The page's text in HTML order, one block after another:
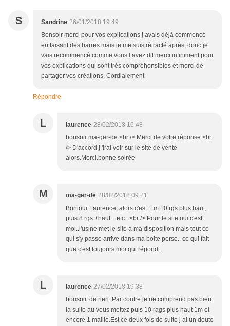
S Sandrine 26/01/2018 19:49
Bonsoir merci pour vos explications j avais déjà commencé
en faisant des barres mais je me suis rétracté après, donc je
vais recommencé comme vous l avez dit merci infiniment pour
vos explications qui sont très compréhensibles et merci de
partager vos créations. Cordialement
Répondre
L laurence 28/02/2018 16:48
bonsoir ma-ger-de.<br /> Merci de votre réponse.<br
/> D'accord j 'irai voir sur le site de vente
alors.Merci.bonne soirée
M ma-ger-de 28/02/2018 09:21
Bonjour Laurence, alors c'est 1 m 10 rgs plus haut,
puis 8 rgs +haut... etc...<br /> Pour le site oui c'est
moi..l'usine met le site à ma disposition mais tout ce
qui s'y passe arrive dans ma boite perso.. ce qui fait
que c'est toujours moi qui répond....
L laurence 27/02/2018 19:38
bonsoir. de rien. Par contre je ne comprend pas bien
la suite au vous mettez puis 10 rags plus haut 1m et
encore 1 maille.Est ce deux fois de suite j ai un doute